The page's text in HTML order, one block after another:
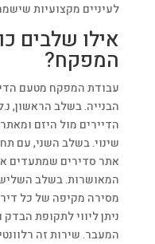
לעיניים מקצועיות
אילו שלבים
המפקח?
עבודת המפקח מטעם
הבנייה. בשלב הראשון,
הדיירים מול היזם
שינוי. בשלב השני, עם
אתר סדירים שמתעדים
המאושרות. בשלב
מסירה מקיפה של כל
ניתן ליווי לתקופת
המעבר. שירות זה